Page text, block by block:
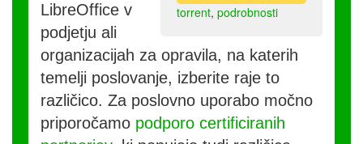
torrent, podrobnosti
LibreOffice v
podjetju ali
organizacijah za opravila, na katerih
temelji poslovanje, izberite raje to
različico. Za poslovno uporabo močno
priporočamo podporo certificiranih